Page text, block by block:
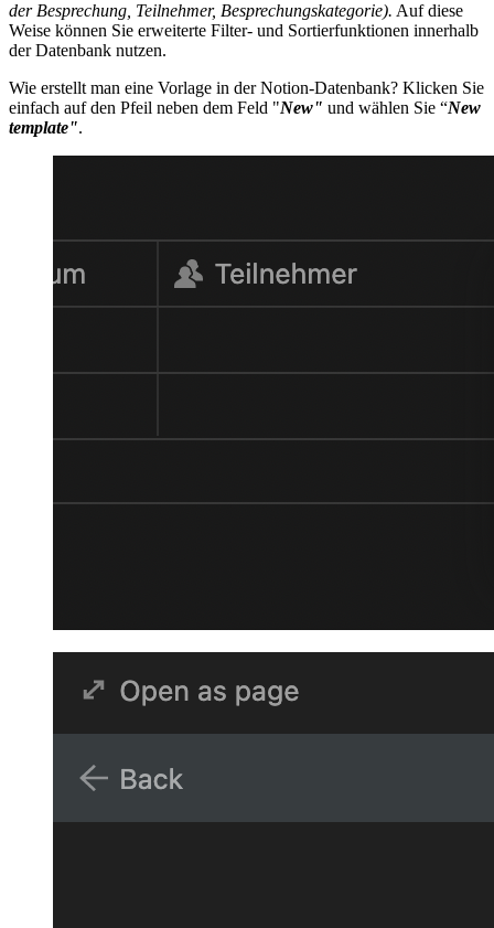
der Besprechung, Teilnehmer, Besprechungskategorie). Auf diese
Weise können Sie erweiterte Filter- und Sortierfunktionen innerhalb
der Datenbank nutzen.
Wie erstellt man eine Vorlage in der Notion-Datenbank? Klicken Sie
einfach auf den Pfeil neben dem Feld "New" und wählen Sie “New
template".